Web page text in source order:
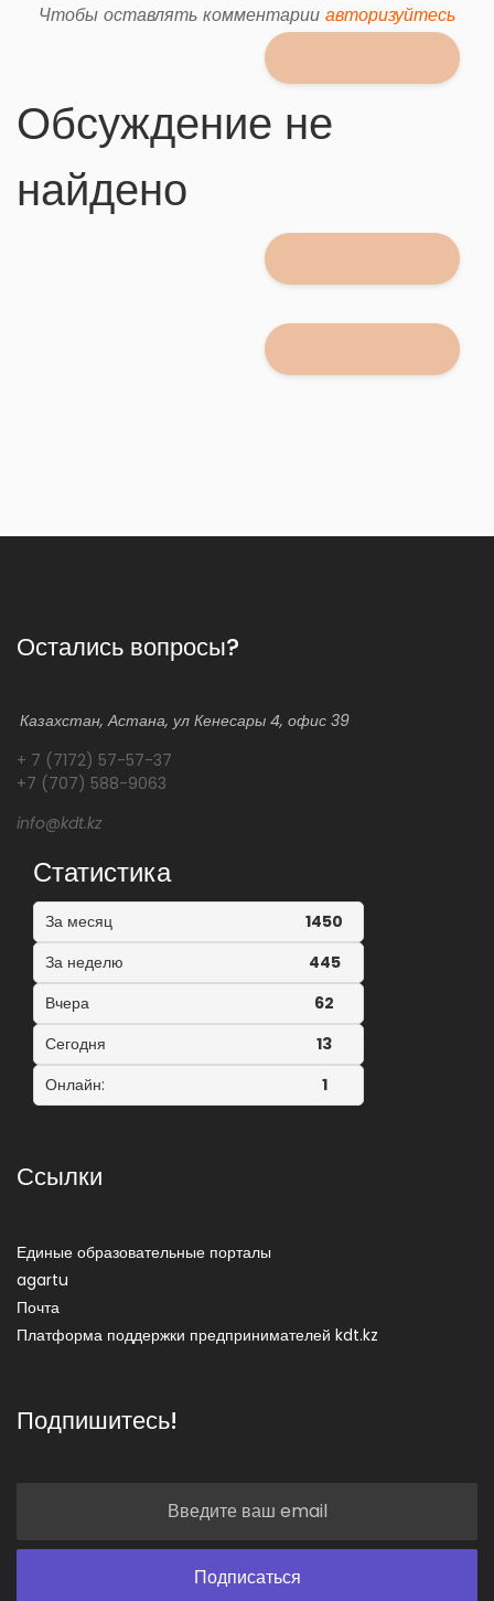
Чтобы оставлять комментарии авторизуйтесь
Обсуждение не
найдено
Остались вопросы?
Казахстан, Астана, ул Кенесары 4, офис 39
+ 7 (7172) 57-57-37
+7 (707) 588-9063
info@kdt.kz
Статистика
За месяц
1450
За неделю
445
Вчера
62
Сегодня
13
Онлайн:
1
Ссылки
Единые образовательные порталы
agartu
Почта
Платформа поддержки предпринимателей kdt.kz
Подпишитесь!